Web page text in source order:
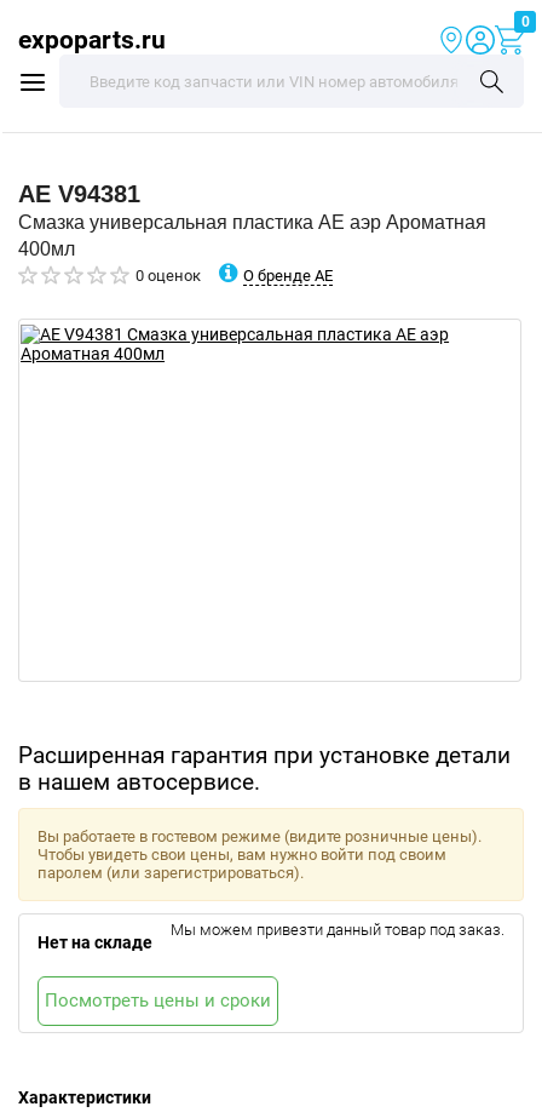
expoparts.ru
0
AE V94381
Смазка универсальная пластика AE аэр Ароматная
400мл
0 оценок О бренде AE
Расширенная гарантия при установке детали
в нашем автосервисе.
Характеристики
Вы работаете в гостевом режиме (видите розничные цены).
Чтобы увидеть свои цены, вам нужно войти под своим
паролем (или зарегистрироваться).
Нет на складе
Мы можем привезти данный товар под заказ.
Посмотреть цены и сроки